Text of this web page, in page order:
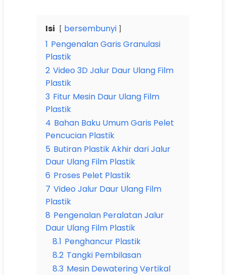
Isi
bersembunyi
1 Pengenalan Garis Granulasi
Plastik
2 Video 3D Jalur Daur Ulang Film
Plastik
3 Fitur Mesin Daur Ulang Film
Plastik
4 Bahan Baku Umum Garis Pelet
Pencucian Plastik
5 Butiran Plastik Akhir dari Jalur
Daur Ulang Film Plastik
6 Proses Pelet Plastik
7 Video Jalur Daur Ulang Film
Plastik
8 Pengenalan Peralatan Jalur
Daur Ulang Film Plastik
8.1 Penghancur Plastik
8.2 Tangki Pembilasan
8.3 Mesin Dewatering Vertikal